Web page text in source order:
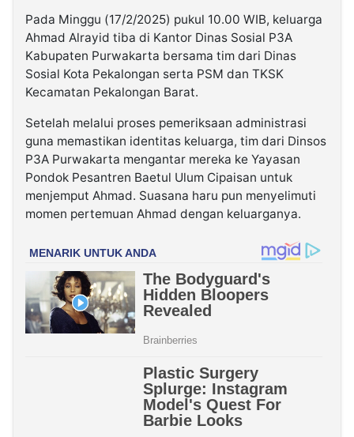
Pada Minggu (17/2/2025) pukul 10.00 WIB, keluarga
Ahmad Alrayid tiba di Kantor Dinas Sosial P3A
Kabupaten Purwakarta bersama tim dari Dinas
Sosial Kota Pekalongan serta PSM dan TKSK
Kecamatan Pekalongan Barat.
Setelah melalui proses pemeriksaan administrasi
guna memastikan identitas keluarga, tim dari Dinsos
P3A Purwakarta mengantar mereka ke Yayasan
Pondok Pesantren Baetul Ulum Cipaisan untuk
menjemput Ahmad. Suasana haru pun menyelimuti
momen pertemuan Ahmad dengan keluarganya.